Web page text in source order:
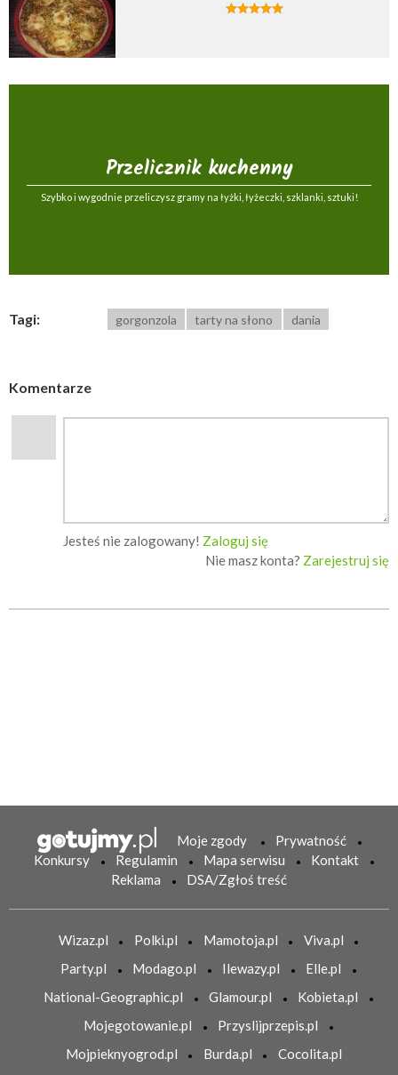
Przelicznik kuchenny
Szybko i wygodnie przeliczysz gramy na łyżki, łyżeczki, szklanki, sztuki!
Tagi: gorgonzola tarty na słono dania
Komentarze
Jesteś nie zalogowany! Zaloguj się
Nie masz konta? Zarejestruj się
Moje zgody
Prywatność
Konkursy
Regulamin Mapa serwisu
Kontakt
Reklama
DSA/Zgłoś treść
Wizaz.pl Polki.pl Mamotoja.pl
Viva.pl
Party.pl
Modago.pl Ilewazy.pl
Elle.pl
National-Geographic.pl
Glamour.pl
Kobieta.pl
Mojegotowanie.pl
Przyslijprzepis.pl
Mojpieknyogrod.pl
Burda.pl Cocolita.pl